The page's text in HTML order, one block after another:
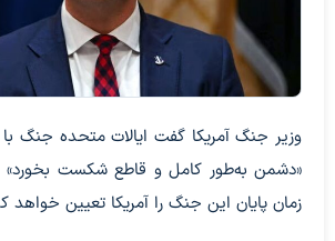
وزیر جنگ آمریکا گفت ایالات متحده جنگ با
«دشمن به‌طور کامل و قاطع شکست بخورد»
زمان پایان این جنگ را آمریکا تعیین خواهد